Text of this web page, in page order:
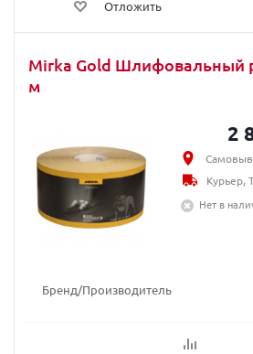
Отложить
Mirka Gold Шлифовальный
м
Бренд/Производитель
2
Курьер,
Нет в